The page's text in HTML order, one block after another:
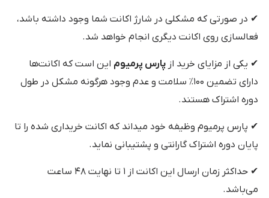
✔ در صورتی که مشکلی در شارژ اکانت شما وجود داشته باشد،
فعالسازی روی اکانت دیگری انجام خواهد شد.
✔ یکی از مزایای خرید از پارس پرمیوم این است که اکانت‌ها
دارای تضمین ۱۰۰٪ سلامت و عدم وجود هرگونه مشکل در طول
دوره اشتراک هستند.
✔ پارس پرمیوم وظیفه خود میداند که اکانت خریداری شده را تا
پایان دوره اشتراک گارانتی و پشتیبانی نماید.
✔ حداکثر زمان ارسال این اکانت از ۱ تا نهایت ۴۸ ساعت
می‌باشد.